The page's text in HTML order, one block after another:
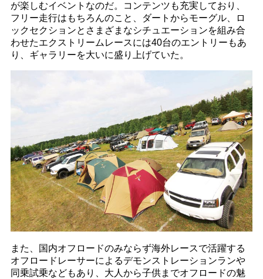
が楽しむイベントなのだ。コンテンツも充実しており、
フリー走行はもちろんのこと、ダートからモーグル、ロ
ックセクションとさまざまなシチュエーションを組み合
わせたエクストリームレースには40台のエントリーもあ
り、ギャラリーを大いに盛り上げていた。
また、国内オフロードのみならず海外レースで活躍する
オフロードレーサーによるデモンストレーションランや
同乗試乗などもあり、大人から子供までオフロードの魅